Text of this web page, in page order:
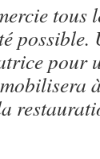
tous
possible.
pour